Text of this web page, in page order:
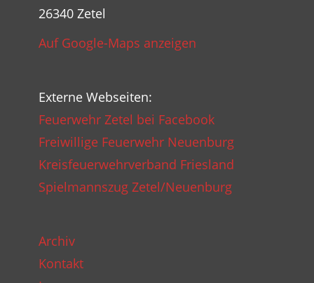
26340 Zetel
Auf Google-Maps anzeigen
Externe Webseiten:
Feuerwehr Zetel bei Facebook
Freiwillige Feuerwehr Neuenburg
Kreisfeuerwehrverband Friesland
Spielmannszug Zetel/Neuenburg
Archiv
Kontakt